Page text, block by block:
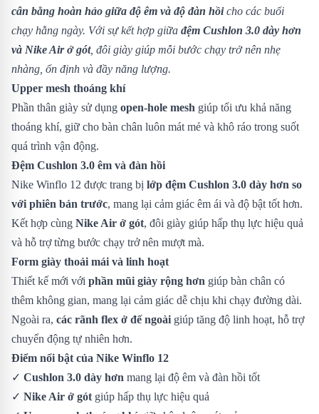
cân bằng hoàn hảo giữa độ êm và độ đàn hồicho các buổi
chạy hằng ngày. Với sự kết hợp giữa đệm Cushlon 3.0 dày hơn
và Nike Air ở gót, đôi giày giúp mỗi bước chạy trở nên nhẹ
nhàng, ổn định và đầy năng lượng.
Upper mesh thoáng khí
Phần thân giày sử dụng open-hole mesh giúp tối ưu khả năng
thoáng khí, giữ cho bàn chân luôn mát mẻ và khô ráo trong suốt
quá trình vận động.
Đệm Cushlon 3.0 êm và đàn hồi
Nike Winflo 12 được trang bị lớp đệm Cushlon 3.0 dày hơn so
với phiên bản trước, mang lại cảm giác êm ái và độ bật tốt hơn.
Kết hợp cùng Nike Air ở gót, đôi giày giúp hấp thụ lực hiệu quả
và hỗ trợ từng bước chạy trở nên mượt mà.
Form giày thoải mái và linh hoạt
Thiết kế mới với phần mũi giày rộng hơn giúp bàn chân có
thêm không gian, mang lại cảm giác dễ chịu khi chạy đường dài.
Ngoài ra, các rãnh flex ở đế ngoài giúp tăng độ linh hoạt, hỗ trợ
chuyển động tự nhiên hơn.
Điểm nổi bật của Nike Winflo 12
✓ Cushlon 3.0 dày hơn mang lại độ êm và đàn hồi tốt
✓ Nike Air ở gót giúp hấp thụ lực hiệu quả